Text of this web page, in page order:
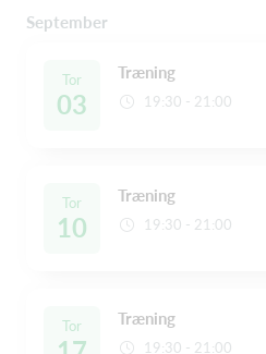
September
Tor
03
Træning
19:30 - 21:00
Tor
10
Træning
19:30 - 21:00
Tor Træning
19:30 - 21:00